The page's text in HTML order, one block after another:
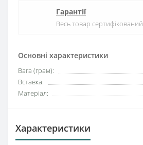
Основні характеристики
Вага (грам):
Вставка:
Матеріал:
Гарантії
Весь товар сертифікований
Характеристики